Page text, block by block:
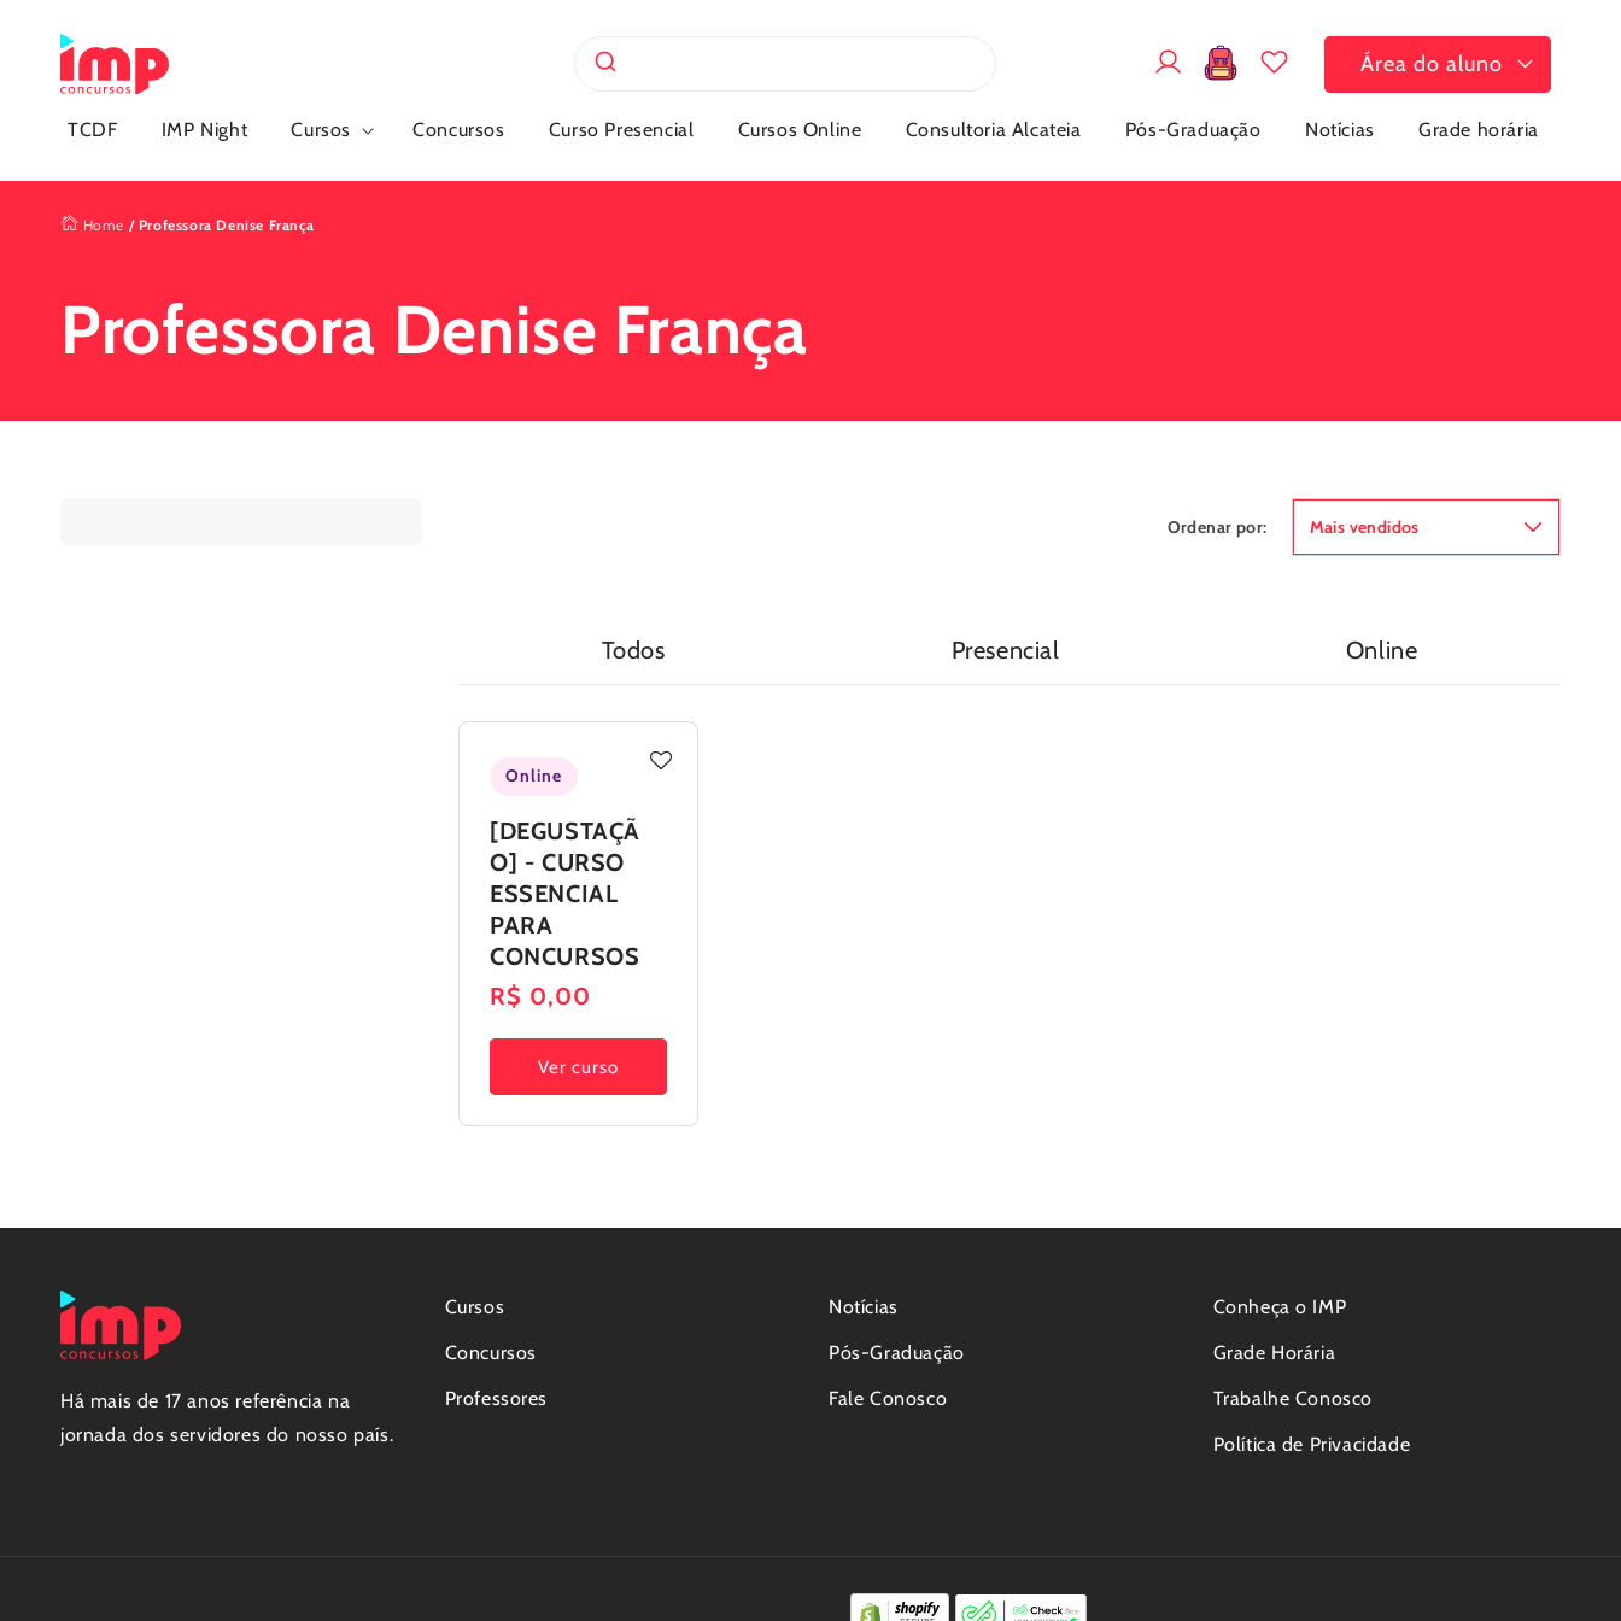
conteúdo
TCDF IMP Night Cursos Concursos Curso Presencial Cursos Online Consultoria Alcateia Pós-Graduação Notícias Grade horária
login
Carrinho Área do aluno
Home / Professora Denise França
Professora Denise França
Ordenar por:
Todos Presencial Online
Online
[DEGUSTAÇÃ
O] - CURSO
ESSENCIAL
PARA
CONCURSOS
Preço
normal
R$ 0,00
Ver curso
Há mais de 17 anos referência na
jornada dos servidores do nosso país.
Cursos
Concursos
Professores
Notícias
Pós-Graduação
Fale Conosco
Conheça o IMP
Grade Horária
Trabalhe Conosco
Política de Privacidade